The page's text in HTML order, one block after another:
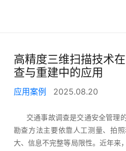
首页
高精度工业3D扫描
产品
高精度三维扫描技术
查与重建中的应用
应用案例 2025.08.20
交通事故调查是交通安全管理
勘查方法主要依靠人工测量、拍
大、信息不完整等局限性。近年来